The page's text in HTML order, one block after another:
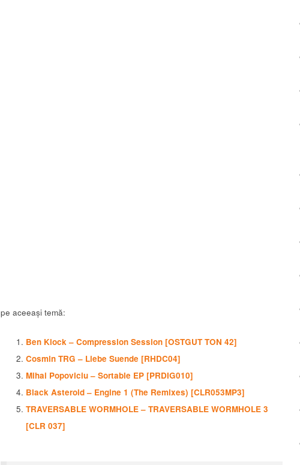
pe aceeași temă:
Ben Klock – Compression Session [OSTGUT TON 42]
Cosmin TRG – Liebe Suende [RHDC04]
Mihai Popoviciu – Sortable EP [PRDIG010]
Black Asteroid – Engine 1 (The Remixes) [CLR053MP3]
TRAVERSABLE WORMHOLE – TRAVERSABLE WORMHOLE 3
[CLR 037]